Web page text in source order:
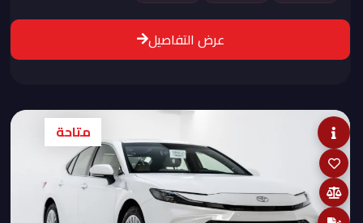
عرض التفاصيل
متاحة